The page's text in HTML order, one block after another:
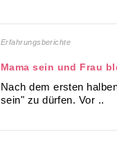
Erfahrungsberichte
Mama sein und Frau
Nach dem ersten
sein" zu dürfen. Vor ..